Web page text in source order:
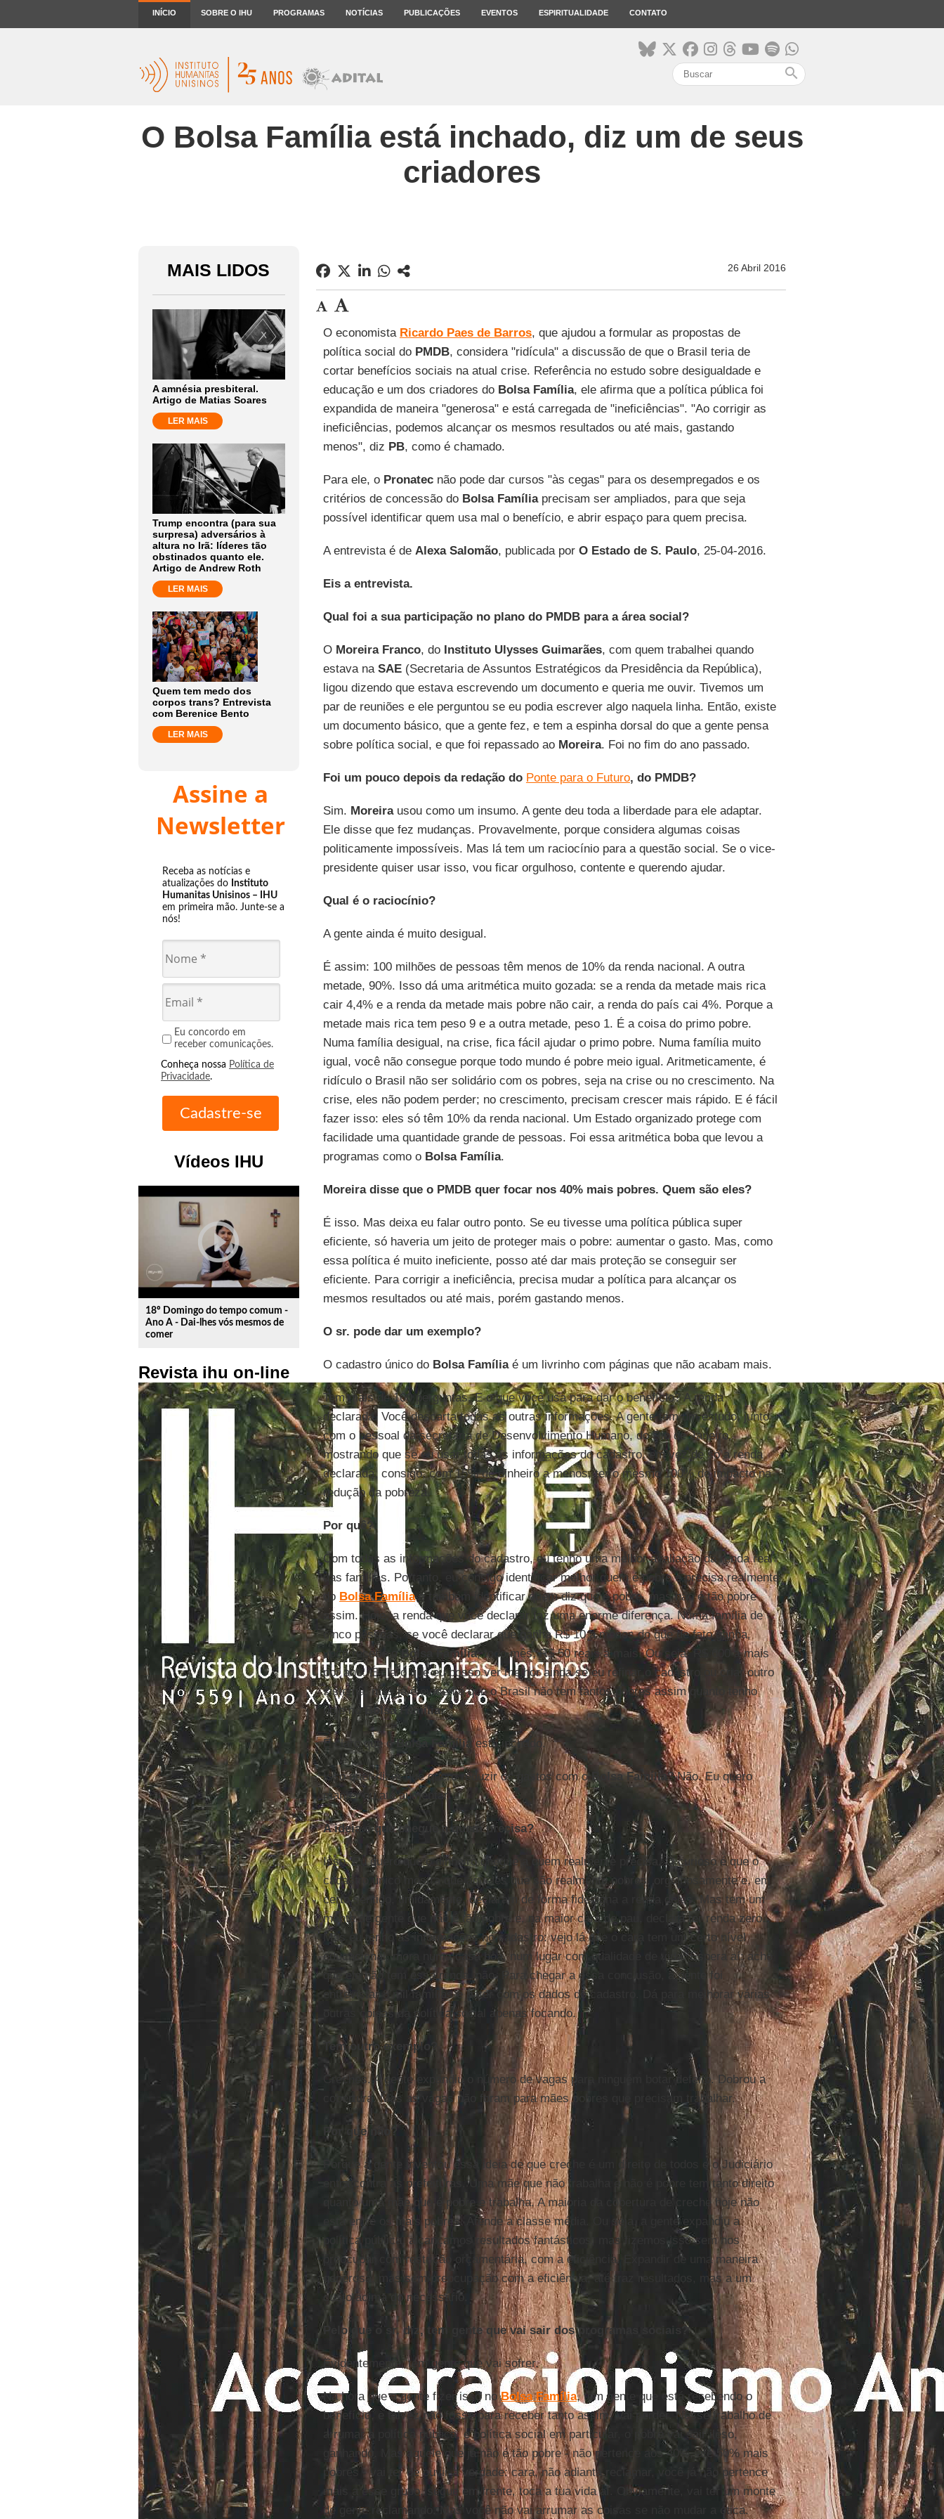
INÍCIO SOBRE O IHU PROGRAMAS NOTÍCIAS PUBLICAÇÕES EVENTOS ESPIRITUALIDADE CONTATO
search
O Bolsa Família está inchado, diz um de seus
criadores
MAIS LIDOS
A amnésia presbiteral.
Artigo de Matias Soares
LER MAIS
Trump encontra (para sua
surpresa) adversários à
altura no Irã: líderes tão
obstinados quanto ele.
Artigo de Andrew Roth
LER MAIS
Quem tem medo dos
corpos trans? Entrevista
com Berenice Bento
LER MAIS
Assine a
Newsletter
Receba as notícias e
atualizações do Instituto
Humanitas Unisinos – IHU
em primeira mão. Junte-se a
nós!
Eu concordo em
receber comunicações.
Conheça nossa Política de
Privacidade.
Vídeos IHU
play_circle_outline
18º Domingo do tempo comum -
Ano A - Dai-lhes vós mesmos de
comer
Revista ihu on-line
26 Abril 2016
O economista Ricardo Paes de Barros, que ajudou a formular as propostas de
política social do PMDB, considera "ridícula" a discussão de que o Brasil teria de
cortar benefícios sociais na atual crise. Referência no estudo sobre desigualdade e
educação e um dos criadores do Bolsa Família, ele afirma que a política pública foi
expandida de maneira "generosa" e está carregada de "ineficiências". "Ao corrigir as
ineficiências, podemos alcançar os mesmos resultados ou até mais, gastando
menos", diz PB, como é chamado.
Para ele, o Pronatecnão pode dar cursos "às cegas" para os desempregados e os
critérios de concessão do Bolsa Famíliaprecisam ser ampliados, para que seja
possível identificar quem usa mal o benefício, e abrir espaço para quem precisa.
A entrevista é de Alexa Salomão, publicada por O Estado de S. Paulo, 25-04-2016.
Eis a entrevista.
Qual foi a sua participação no plano do PMDB para a área social?
O Moreira Franco, do Instituto Ulysses Guimarães, com quem trabalhei quando
estava na SAE(Secretaria de Assuntos Estratégicos da Presidência da República),
ligou dizendo que estava escrevendo um documento e queria me ouvir. Tivemos um
par de reuniões e ele perguntou se eu podia escrever algo naquela linha. Então, existe
um documento básico, que a gente fez, e tem a espinha dorsal do que a gente pensa
sobre política social, e que foi repassado ao Moreira. Foi no fim do ano passado.
Foi um pouco depois da redação do Ponte para o Futuro, do PMDB?
Sim. Moreirausou como um insumo. A gente deu toda a liberdade para ele adaptar.
Ele disse que fez mudanças. Provavelmente, porque considera algumas coisas
politicamente impossíveis. Mas lá tem um raciocínio para a questão social. Se o vice-
presidente quiser usar isso, vou ficar orgulhoso, contente e querendo ajudar.
Qual é o raciocínio?
A gente ainda é muito desigual.
É assim: 100 milhões de pessoas têm menos de 10% da renda nacional. A outra
metade, 90%. Isso dá uma aritmética muito gozada: se a renda da metade mais rica
cair 4,4% e a renda da metade mais pobre não cair, a renda do país cai 4%. Porque a
metade mais rica tem peso 9 e a outra metade, peso 1. É a coisa do primo pobre.
Numa família desigual, na crise, fica fácil ajudar o primo pobre. Numa família muito
igual, você não consegue porque todo mundo é pobre meio igual. Aritmeticamente, é
ridículo o Brasil não ser solidário com os pobres, seja na crise ou no crescimento. Na
crise, eles não podem perder; no crescimento, precisam crescer mais rápido. E é fácil
fazer isso: eles só têm 10% da renda nacional. Um Estado organizado protege com
facilidade uma quantidade grande de pessoas. Foi essa aritmética boba que levou a
programas como o Bolsa Família.
Moreira disse que o PMDB quer focar nos 40% mais pobres. Quem são eles?
É isso. Mas deixa eu falar outro ponto. Se eu tivesse uma política pública super
eficiente, só haveria um jeito de proteger mais o pobre: aumentar o gasto. Mas, como
essa política é muito ineficiente, posso até dar mais proteção se conseguir ser
eficiente. Para corrigir a ineficiência, precisa mudar a política para alcançar os
mesmos resultados ou até mais, porém gastando menos.
O sr. pode dar um exemplo?
O cadastro único do Bolsa Famíliaé um livrinho com páginas que não acabam mais.
Tem mais de 100 perguntas. E o que você usa para dar o benefício? A renda
declarada. Você descarta todas as outras informações. A gente tem um estudo, junto
com o pessoal da secretaria de Desenvolvimento Humano, do Rio de Janeiro,
mostrando que se eu usar todas as informações do cadastro, em vez de só a renda
declarada, consigo, com 15% de dinheiro a menos, ter o mesmo 100% de impacto na
redução da pobreza.
Por quê?
Com todas as informações do cadastro, eu tenho uma melhor avaliação da renda real
das famílias. Portanto, eu consigo identificar melhor quem é pobre e precisa realmente
do Bolsa Famíliae também identificar quem diz que é pobre, mas não é tão pobre
assim. Hoje, a renda que você declarar faz uma enorme diferença. Numa família de
cinco pessoas, se você declarar que ganha R$ 10 a menos do que de fato ganha,
você recebe oBolsa Família, todo mês, R$ 50 reais a mais. Ou seja: R$ 600 a mais
por ano. É claro que eu posso ver melhor ainda se eu refinar o cadastro ou criar outro
sistema, mas já é evidente que o Brasil não tem tantos pobres assim quanto tenho
hoje noBolsa Família.
É claro que oBolsa Famíliaestá inchado.
Isso quer dizer que quero reduzir os gastos com o Bolsa Família? Não. Eu quero
manter ou até aumentar.
A ideia é que chegue a quem precisa?
Isso. Eu quero que o dinheiro chegue a quem realmente precisa. O curioso é que o
cadastro único mostra que aqueles que são realmente pobres, orgulhosamente e, em
certo sentido, timidamente, declaram de forma fidedigna a renda deles. Mas tem um
monte de gente que não é tão pobre e, na maior cara de pau, declara ter renda zero.
Mas eu tenho as informações no cadastro: vejo lá que o cara tem um certo nível
educacional, mora numa casa boa, num lugar com qualidade de vida. Espera aí: acho
que ele não tem essa renda, não. Para chegar a essa conclusão, a gente foi
entrevistar 8 mil famílias e bater com os dados do cadastro. Dá para melhorar várias
outras coisas da política social apenas focando.
Tem outro exemplo?
Creches. A gente expandiu o número de vagas para ninguém botar defeito. Dobrou a
cobertura. Mas as vagas não foram para mães pobres que precisam trabalhar.
Por que não?
Porque a gente inventou essa ideia de que creche é um direito de todos e o Judiciário
entra contra as prefeituras. Uma mãe que não trabalha e não é pobre tem tanto direito
quanto uma mãe que é pobre e trabalha. A maioria da cobertura de creche hoje não
está entre os mais pobres. Atende a classe média. Ou seja, a gente expandiu a
política pública, alcançamos resultados fantásticos, mas fizemos isso sem nos
preocupar com restrição orçamentária, com a eficiência. Expandir de uma maneira
generosa, mas sem preocupação com a eficiência, até traz resultados, mas a um
custo acima do necessário.
Pelo que o sr. diz, tem gente que vai sair dos programas sociais?
Evidentemente, tem gente que vai sofrer.
Na hora que a gente fizer isso noBolsa Família, tem gente que está recebendo o
benefício, e talvez não fosse para receber tanto assim. Vai perder. Nesse trabalho de
arrumar a política pública, e política social em particular, o pobre vai sair ileso,
ganhando. Mas aquele que já não é tão pobre - não pertence aos 40%, até 50% mais
pobres - vai ter de ouvir a verdade: cara, não adianta reclamar, você já não pertence
mais a esse grupo, segue em frente, toca a tua vida aí. Obviamente, vai ter um monte
de gente reclamando. Mas você não vai arrumar as coisas se não mudar a ótica.